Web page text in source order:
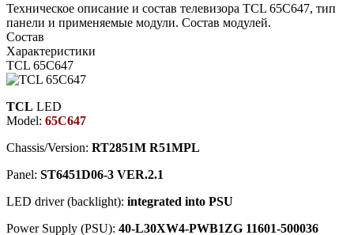
Техническое описание и состав телевизора TCL 65C647, тип
панели и применяемые модули. Состав модулей.
Состав
Характеристики
TCL 65C647
TCL LED
Model: 65C647
Chassis/Version: RT2851M R51MPL
Panel: ST6451D06-3 VER.2.1
LED driver (backlight): integrated into PSU
Power Supply (PSU): 40-L30XW4-PWB1ZG 11601-500036